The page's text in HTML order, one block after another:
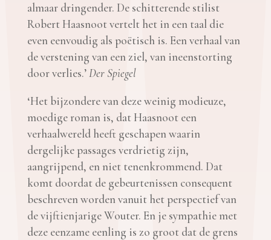
almaar dringender. De schitterende stilist
Robert Haasnoot vertelt het in een taal die
even eenvoudig als poëtisch is. Een verhaal van
de verstening van een ziel, van ineenstorting
door verlies.’Der Spiegel
‘Het bijzondere van deze weinig modieuze,
moedige roman is, dat Haasnoot een
verhaalwereld heeft geschapen waarin
dergelijke passages verdrietig zijn,
aangrijpend, en niet tenenkrommend. Dat
komt doordat de gebeurtenissen consequent
beschreven worden vanuit het perspectief van
de vijftienjarige Wouter. En je sympathie met
deze eenzame eenling is zo groot dat de grens